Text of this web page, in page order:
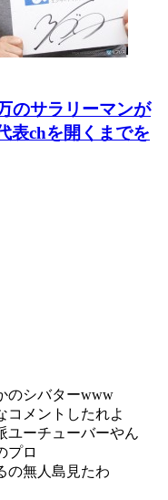
のサラリーマンが
表chを開くまでを
のシバターwww
コメントしたれよ
ユーチューバーやん
プロ
の無人島見たわ